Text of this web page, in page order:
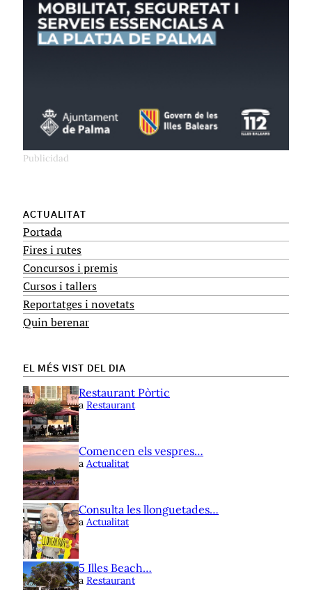
ACTUALITAT
Portada
Fires i rutes
Concursos i premis
Cursos i tallers
Reportatges i novetats
Quin berenar
EL MÉS VIST DEL DIA
Restaurant Pòrtic
a Restaurant
Comencen els vespres…
a Actualitat
Consulta les llonguetades…
a Actualitat
5 Illes Beach…
a Restaurant